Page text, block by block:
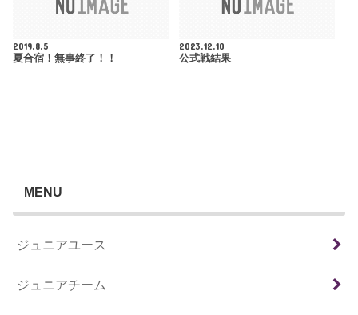
2019.8.5
夏合宿！無事終了！！
2023.12.10
公式戦結果
MENU
ジュニアユース
ジュニアチーム